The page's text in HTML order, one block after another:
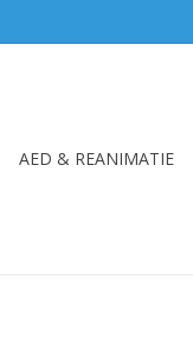
AED & REANIMATIE